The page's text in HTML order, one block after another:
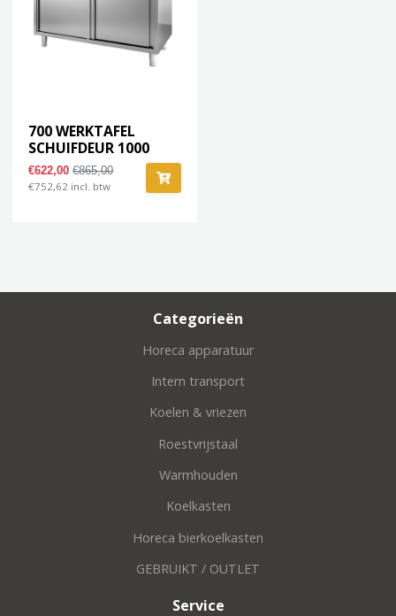
700 WERKTAFEL
SCHUIFDEUR 1000
€622,00€865,00
€752,62 incl. btw
Categorieën
Horeca apparatuur
Intern transport
Koelen & vriezen
Roestvrijstaal
Warmhouden
Koelkasten
Horeca bierkoelkasten
GEBRUIKT / OUTLET
Service